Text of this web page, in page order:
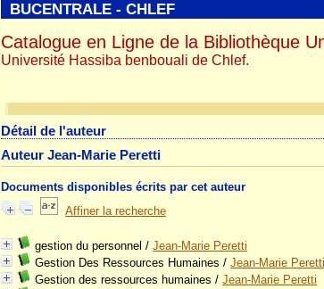
Détail de l'auteur
Auteur Jean-Marie Peretti
Documents disponibles écrits par cet auteur
Affiner la recherche
gestion du personnel /Jean-Marie Peretti
Gestion Des Ressources Humaines /Jean-Marie Peretti
Gestion des ressources humaines /Jean-Marie Peretti
BUCENTRALE - CHLEF
Catalogue en Ligne de la Bibliothèque
Université Hassiba benbouali de Chlef.